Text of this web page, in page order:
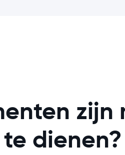
zijn
dienen?